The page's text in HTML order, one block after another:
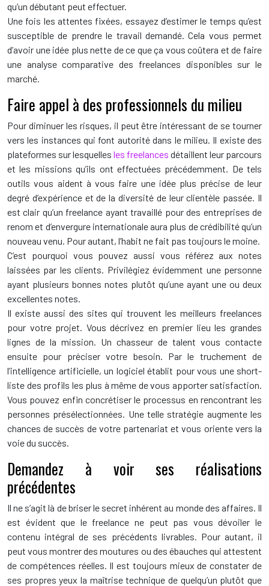
qu’un débutant peut effectuer.
Une fois les attentes fixées, essayez d’estimer le temps qu’est
susceptible de prendre le travail demandé. Cela vous permet
d’avoir une idée plus nette de ce que ça vous coûtera et de faire
une analyse comparative des freelances disponibles sur le
marché.
Faire appel à des professionnels du milieu
Pour diminuer les risques, il peut être intéressant de se tourner
vers les instances qui font autorité dans le milieu. Il existe des
plateformes sur lesquelles les freelances détaillent leur parcours
et les missions qu’ils ont effectuées précédemment. De tels
outils vous aident à vous faire une idée plus précise de leur
degré d’expérience et de la diversité de leur clientèle passée. Il
est clair qu’un freelance ayant travaillé pour des entreprises de
renom et d’envergure internationale aura plus de crédibilité qu’un
nouveau venu. Pour autant, l’habit ne fait pas toujours le moine.
C’est pourquoi vous pouvez aussi vous référez aux notes
laissées par les clients. Privilégiez évidemment une personne
ayant plusieurs bonnes notes plutôt qu’une ayant une ou deux
excellentes notes.
Il existe aussi des sites qui trouvent les meilleurs freelances
pour votre projet. Vous décrivez en premier lieu les grandes
lignes de la mission. Un chasseur de talent vous contacte
ensuite pour préciser votre besoin. Par le truchement de
l’intelligence artificielle, un logiciel établit pour vous une short-
liste des profils les plus à même de vous apporter satisfaction.
Vous pouvez enfin concrétiser le processus en rencontrant les
personnes présélectionnées. Une telle stratégie augmente les
chances de succès de votre partenariat et vous oriente vers la
voie du succès.
Demandez à voir ses réalisations
précédentes
Il ne s’agit là de briser le secret inhérent au monde des affaires. Il
est évident que le freelance ne peut pas vous dévoiler le
contenu intégral de ses précédents livrables. Pour autant, il
peut vous montrer des moutures ou des ébauches qui attestent
de compétences réelles. Il est toujours mieux de constater de
ses propres yeux la maîtrise technique de quelqu’un plutôt que